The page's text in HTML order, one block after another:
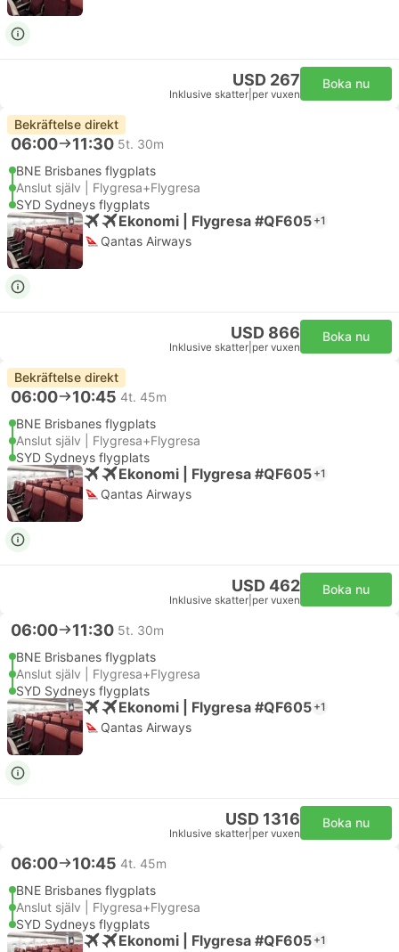
USD 267
Inklusive skatter per vuxen
Boka nu
Bekräftelse direkt
06:00 11:30 5t. 30m
BNE Brisbanes flygplats
Anslut själv | Flygresa+Flygresa
SYD Sydneys flygplats
Ekonomi | Flygresa #QF605 +1
Qantas Airways
USD 866
Inklusive skatter per vuxen
Boka nu
Bekräftelse direkt
06:00 10:45 4t. 45m
BNE Brisbanes flygplats
Anslut själv | Flygresa+Flygresa
SYD Sydneys flygplats
Ekonomi | Flygresa #QF605 +1
Qantas Airways
USD 462
Inklusive skatter per vuxen
Boka nu
06:00 11:30 5t. 30m
BNE Brisbanes flygplats
Anslut själv | Flygresa+Flygresa
SYD Sydneys flygplats
Ekonomi | Flygresa #QF605 +1
Qantas Airways
USD 1316
Inklusive skatter per vuxen
Boka nu
06:00 10:45 4t. 45m
BNE Brisbanes flygplats
Anslut själv | Flygresa+Flygresa
SYD Sydneys flygplats
Ekonomi | Flygresa #QF605 +1